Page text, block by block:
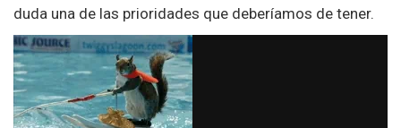
duda una de las prioridades que deberíamos de tener.